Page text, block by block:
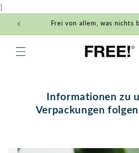
}
zum
Inhalt
Frei von allem, was nichts
Informationen zu
Verpackungen